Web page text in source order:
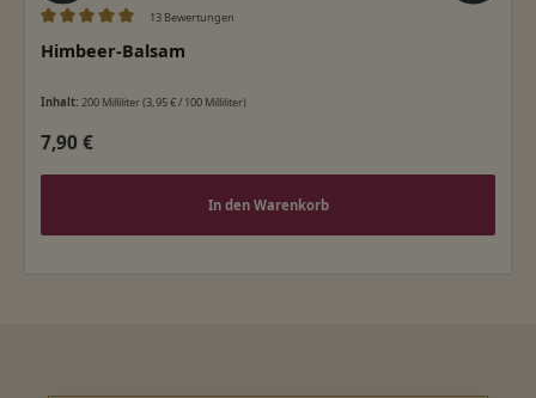
13 Bewertungen
Himbeer-Balsam
Inhalt: 200 Milliliter(3,95 € / 100 Milliliter)
Regulärer Preis:
7,90 €
In den Warenkorb